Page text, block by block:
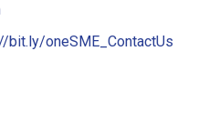
bit.ly/oneSME_ContactUs